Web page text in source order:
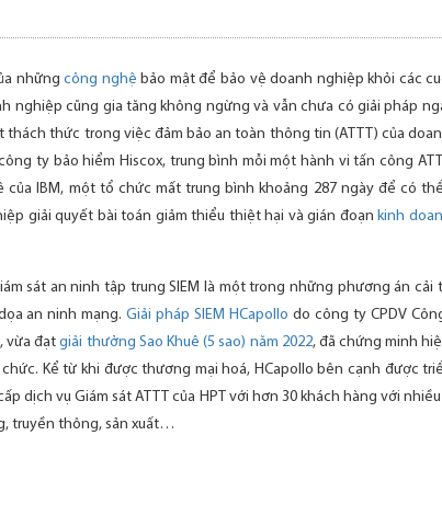
nhữngcông nghệ bảo mật để bảo vệ doanh nghiệp khỏi các
nghiệp cũng gia tăng không ngừng và vẫn chưa có giải pháp
thức trong việc đảm bảo an toàn thông tin (ATTT) của
ty bảo hiểm Hiscox, trung bình mỗi một hành vi tấn công
của IBM, một tổ chức mất trung bình khoảng 287 ngày để có
giải quyết bài toán giảm thiểu thiệt hại và gián đoạnkinh
sát an ninh tập trung SIEM là một trong những phương án
an ninh mạng.Giải pháp SIEM HCapollo do công ty CPDV
vừa đạtgiải thưởng Sao Khuê (5 sao) năm 2022, đã chứng minh
Kể từ khi được thương mại hoá, HCapollo bên cạnh được
dịch vụ Giám sát ATTT của HPT với hơn 30 khách hàng với
truyền thông, sản xuất…